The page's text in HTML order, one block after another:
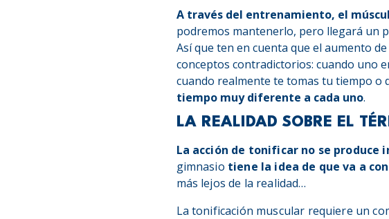
A través del entrenamiento, el
podremos mantenerlo, pero llegará un
Así que ten en cuenta que el aumento
conceptos contradictorios: cuando uno
cuando realmente te tomas tu tiempo o
tiempo muy diferente a cada uno.
LA REALIDAD SOBRE EL
La acción de tonificar no se produce
gimnasio tiene la idea de que va a
más lejos de la realidad…
La tonificación muscular requiere un